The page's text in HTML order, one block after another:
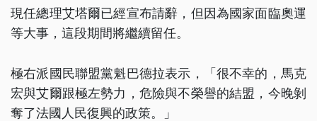
現任總理艾塔爾已經宣布請辭，但因為國家面臨奧運
等大事，這段期間將繼續留任。
極右派國民聯盟黨魁巴德拉表示，「很不幸的，馬克
宏與艾爾跟極左勢力，危險與不榮譽的結盟，今晚剝
奪了法國人民復興的政策。」